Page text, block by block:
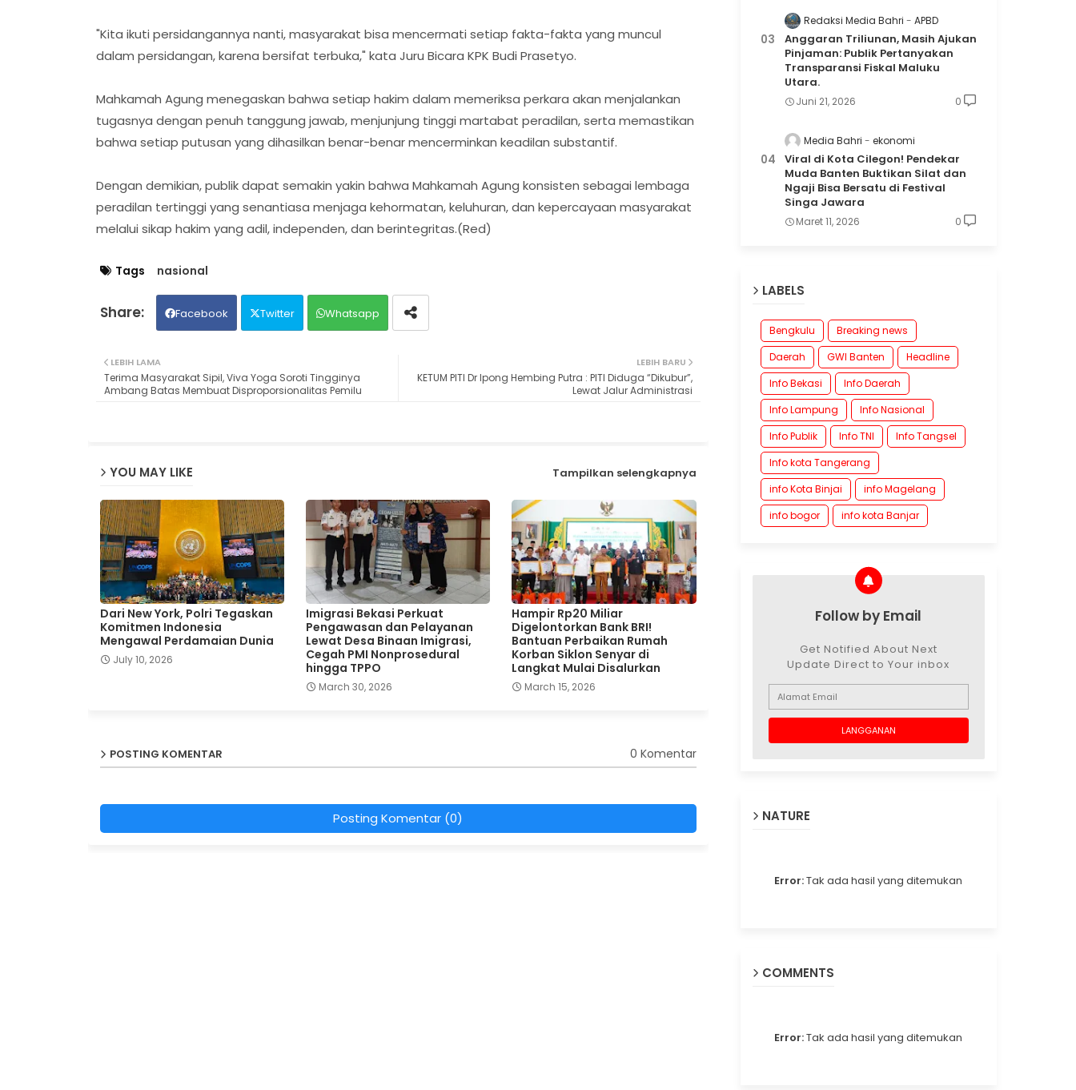
"Kita ikuti persidangannya nanti, masyarakat bisa mencermati setiap fakta-fakta yang muncul
dalam persidangan, karena bersifat terbuka," kata Juru Bicara KPK Budi Prasetyo.
Mahkamah Agung menegaskan bahwa setiap hakim dalam memeriksa perkara akan menjalankan
tugasnya dengan penuh tanggung jawab, menjunjung tinggi martabat peradilan, serta memastikan
bahwa setiap putusan yang dihasilkan benar-benar mencerminkan keadilan substantif.
Dengan demikian, publik dapat semakin yakin bahwa Mahkamah Agung konsisten sebagai lembaga
peradilan tertinggi yang senantiasa menjaga kehormatan, keluhuran, dan kepercayaan masyarakat
melalui sikap hakim yang adil, independen, dan berintegritas.(Red)
Tags nasional
Facebook Twitter Whatsapp
LEBIH BARU
KETUM PITI Dr Ipong Hembing Putra : PITI Diduga “Dikubur”,
Lewat Jalur Administrasi
LEBIH LAMA
Terima Masyarakat Sipil, Viva Yoga Soroti Tingginya
Ambang Batas Membuat Disproporsionalitas Pemilu
YOU MAY LIKE Tampilkan selengkapnya
Dari New York, Polri Tegaskan
Komitmen Indonesia
Mengawal Perdamaian Dunia
July 10, 2026
Imigrasi Bekasi Perkuat
Pengawasan dan Pelayanan
Lewat Desa Binaan Imigrasi,
Cegah PMI Nonprosedural
hingga TPPO
March 30, 2026
Hampir Rp20 Miliar
Digelontorkan Bank BRI!
Bantuan Perbaikan Rumah
Korban Siklon Senyar di
Langkat Mulai Disalurkan
March 15, 2026
POSTING KOMENTAR 0 Komentar
Posting Komentar (0)
Redaksi Media Bahri APBD
Anggaran Triliunan, Masih Ajukan
Pinjaman: Publik Pertanyakan
Transparansi Fiskal Maluku
Utara.
Juni 21, 2026 0
Media Bahri ekonomi
Viral di Kota Cilegon! Pendekar
Muda Banten Buktikan Silat dan
Ngaji Bisa Bersatu di Festival
Singa Jawara
Maret 11, 2026 0
LABELS
Bengkulu
Breaking news
Daerah
GWI Banten
Headline
Info Bekasi
Info Daerah
Info Lampung
Info Nasional
Info Publik
Info TNI
Info Tangsel
Info kota Tangerang
info Kota Binjai
info Magelang
info bogor
info kota Banjar
Follow by Email
Get Notified About Next
Update Direct to Your inbox
NATURE
Error:Tak ada hasil yang ditemukan
COMMENTS
Error:Tak ada hasil yang ditemukan